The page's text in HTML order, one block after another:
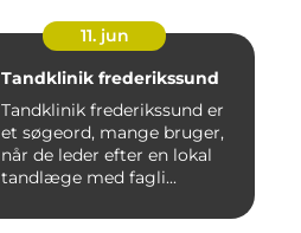
11. jun
Tandklinik frederikssund
Tandklinik frederikssund er
et søgeord, mange bruger,
når de leder efter en lokal
tandlæge med fagli...